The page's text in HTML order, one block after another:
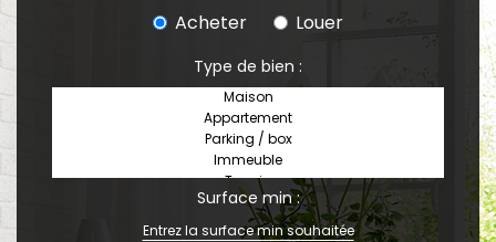
Acheter Louer
Type de bien :
Surface min :